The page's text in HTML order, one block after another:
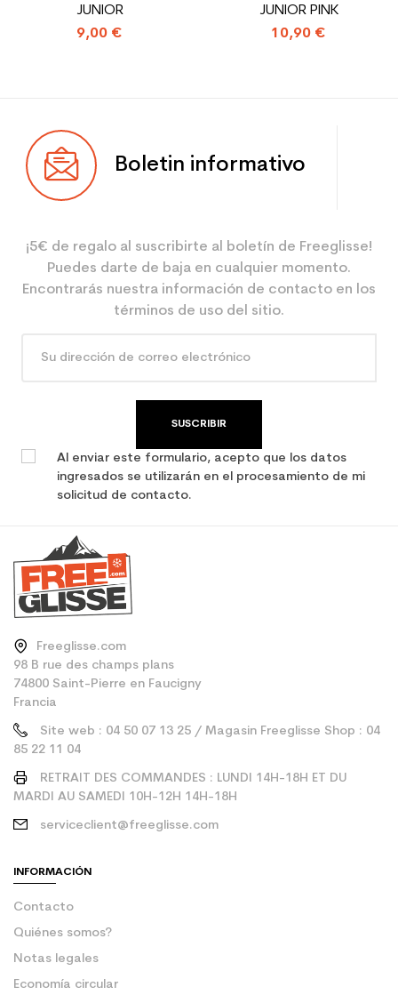
JUNIOR
9,00 €
JUNIOR PINK
10,90 €
Boletin informativo
¡5€ de regalo al suscribirte al boletín de Freeglisse!
Puedes darte de baja en cualquier momento.
Encontrarás nuestra información de contacto en los
términos de uso del sitio.
SUSCRIBIR
Al enviar este formulario, acepto que los datos
ingresados se utilizarán en el procesamiento de mi
solicitud de contacto.
Freeglisse.com
98 B rue des champs plans
74800 Saint-Pierre en Faucigny
Francia
Site web : 04 50 07 13 25 / Magasin Freeglisse Shop : 04
85 22 11 04
RETRAIT DES COMMANDES : LUNDI 14H-18H ET DU
MARDI AU SAMEDI 10H-12H 14H-18H
serviceclient@freeglisse.com
INFORMACIÓN
Contacto
Quiénes somos?
Notas legales
Economía circular